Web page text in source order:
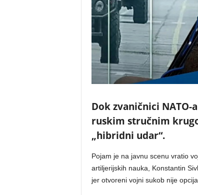
Dok zvaničnici NATO-
ruskim stručnim
„hibridni udar“.
Pojam je na javnu scenu vratio
artiljerijskih nauka, Konstantin
jer otvoreni vojni sukob nije opcija.